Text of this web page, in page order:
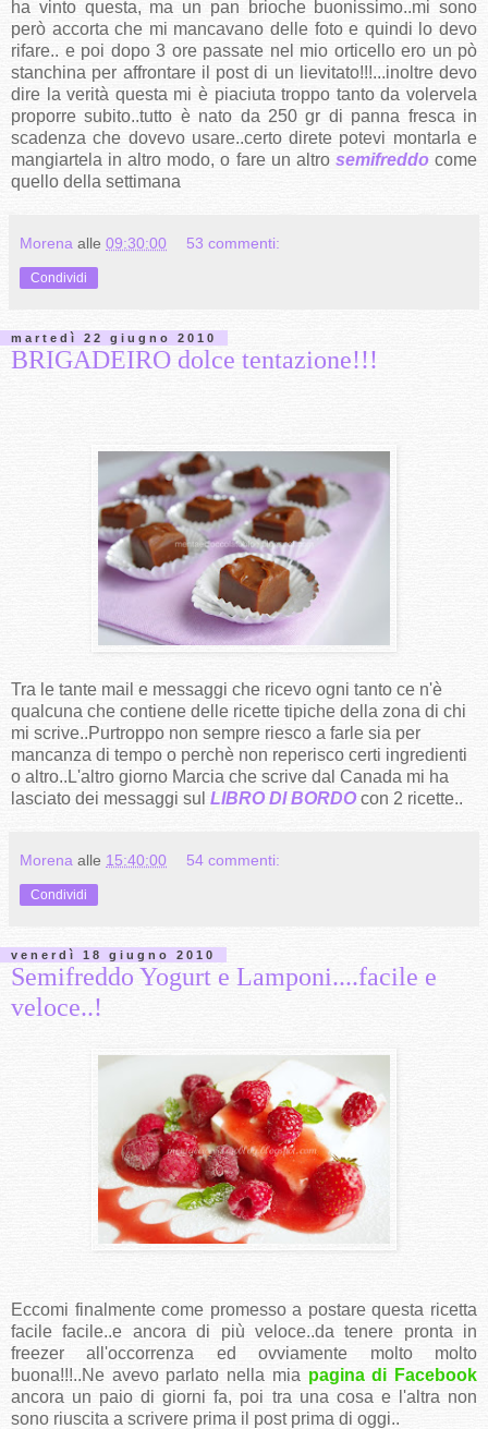
ha vinto questa, ma un pan brioche buonissimo..mi sono
però accorta che mi mancavano delle foto e quindi lo devo
rifare.. e poi dopo 3 ore passate nel mio orticello ero un pò
stanchina per affrontare il post di un lievitato!!!...inoltre devo
dire la verità questa mi è piaciuta troppo tanto da volervela
proporre subito..tutto è nato da 250 gr di panna fresca in
scadenza che dovevo usare..certo direte potevi montarla e
mangiartela in altro modo, o fare un altro semifreddocome
quello della settimana
Morena alle 09:30:00 53 commenti:
Condividi
martedì 22 giugno 2010
BRIGADEIRO dolce tentazione!!!
Tra le tante mail e messaggi che ricevo ogni tanto ce n'è
qualcuna che contiene delle ricette tipiche della zona di chi
mi scrive..Purtroppo non sempre riesco a farle sia per
mancanza di tempo o perchè non reperisco certi ingredienti
o altro..L'altro giorno Marcia che scrive dal Canada mi ha
lasciato dei messaggi sul LIBRO DI BORDOcon 2 ricette..
Morena alle 15:40:00 54 commenti:
Condividi
venerdì 18 giugno 2010
Semifreddo Yogurt e Lamponi....facile e
veloce..!
Eccomi finalmente come promesso a postare questa ricetta
facile facile..e ancora di più veloce..da tenere pronta in
freezer all'occorrenza ed ovviamente molto molto
buona!!!..Ne avevo parlato nella mia pagina di Facebook
ancora un paio di giorni fa, poi tra una cosa e l'altra non
sono riuscita a scrivere prima il post prima di oggi..